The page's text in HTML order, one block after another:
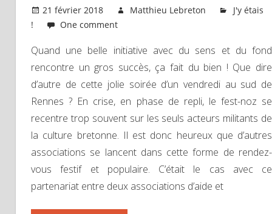
21 février 2018 Matthieu Lebreton
J'y étais
!
One comment
Quand une belle initiative avec du sens et du fond
rencontre un gros succès, ça fait du bien ! Que dire
d’autre de cette jolie soirée d’un vendredi au sud de
Rennes ? En crise, en phase de repli, le fest-noz se
recentre trop souvent sur les seuls acteurs militants de
la culture bretonne. Il est donc heureux que d’autres
associations se lancent dans cette forme de rendez-
vous festif et populaire. C’était le cas avec ce
partenariat entre deux associations d’aide et